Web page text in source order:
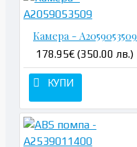
Камера - A2059053509
178.95€ (350.00 лв.)
КУПИ